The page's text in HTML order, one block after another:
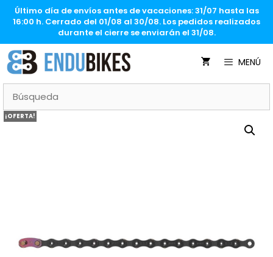
SaltarÚltimo día de envíos antes de vacaciones: 31/07 hasta las
16:00 h. Cerrado del 01/08 al 30/08. Los pedidos realizados
durante el cierre se enviarán el 31/08.
MENÚ
¡OFERTA!